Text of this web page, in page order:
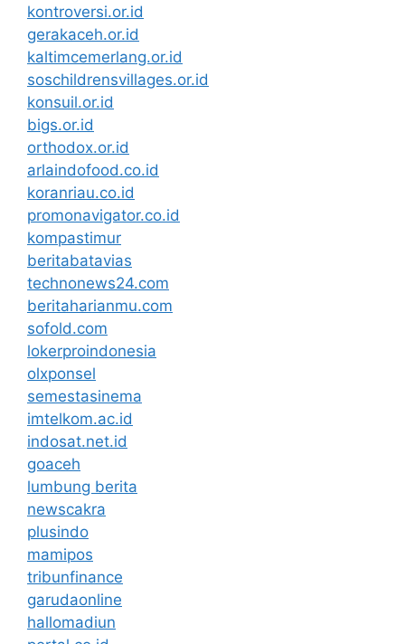
kontroversi.or.id
gerakaceh.or.id
kaltimcemerlang.or.id
soschildrensvillages.or.id
konsuil.or.id
bigs.or.id
orthodox.or.id
arlaindofood.co.id
koranriau.co.id
promonavigator.co.id
kompastimur
beritabatavias
technonews24.com
beritaharianmu.com
sofold.com
lokerproindonesia
olxponsel
semestasinema
imtelkom.ac.id
indosat.net.id
goaceh
lumbung berita
newscakra
plusindo
mamipos
tribunfinance
garudaonline
hallomadiun